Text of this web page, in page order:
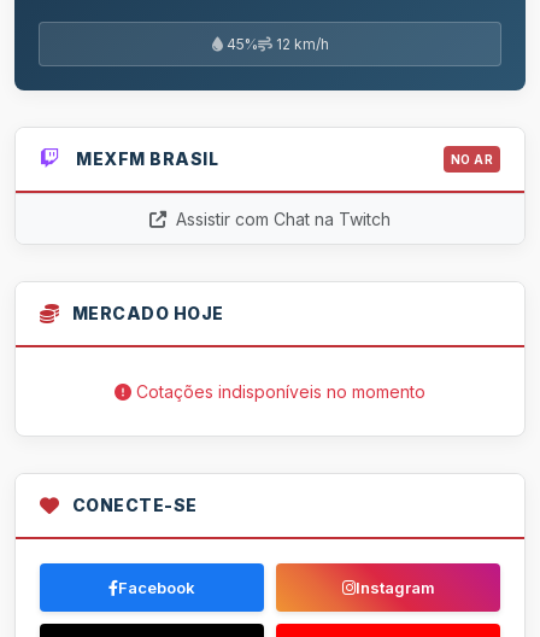
45% 12 km/h
MEXFM BRASIL NO AR
Assistir com Chat na Twitch
MERCADO HOJE
Cotações indisponíveis no momento
CONECTE-SE
Facebook Instagram